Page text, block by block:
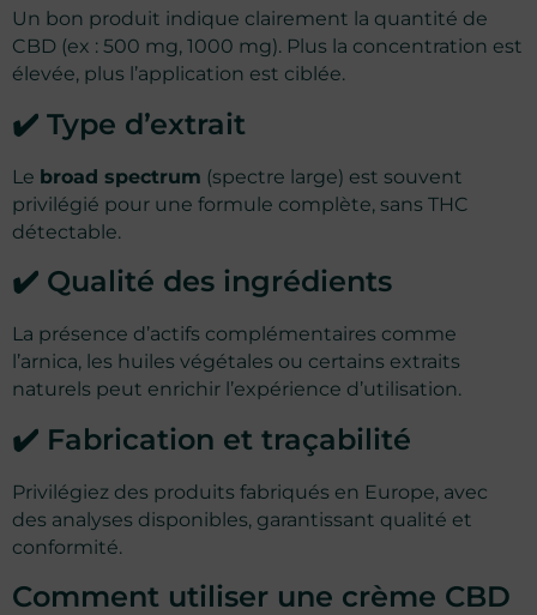
Un bon produit indique clairement la quantité de
CBD (ex : 500 mg, 1000 mg). Plus la concentration est
élevée, plus l’application est ciblée.
✔️ Type d’extrait
Le broad spectrum (spectre large) est souvent
privilégié pour une formule complète, sans THC
détectable.
✔️ Qualité des ingrédients
La présence d’actifs complémentaires comme
l’arnica, les huiles végétales ou certains extraits
naturels peut enrichir l’expérience d’utilisation.
✔️ Fabrication et traçabilité
Privilégiez des produits fabriqués en Europe, avec
des analyses disponibles, garantissant qualité et
conformité.
Comment utiliser une crème CBD